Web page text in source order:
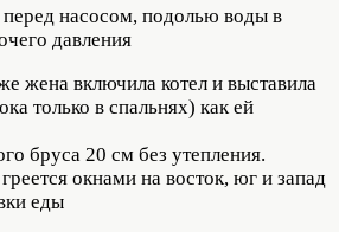
насосом, подолью воды в
давления
жена включила котел и выставила
только в спальнях) как ей
бруса 20 см без утепления.
окнами на восток, юг и запад
еды